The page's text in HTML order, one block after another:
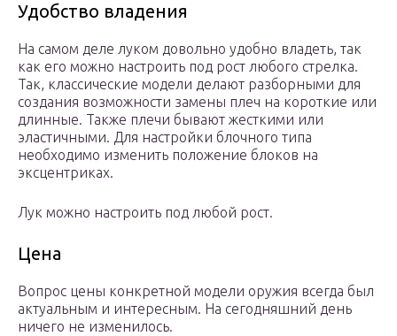
Удобство владения
На самом деле луком довольно удобно владеть, так
как его можно настроить под рост любого стрелка.
Так, классические модели делают разборными для
создания возможности замены плеч на короткие или
длинные. Также плечи бывают жесткими или
эластичными. Для настройки блочного типа
необходимо изменить положение блоков на
эксцентриках.
Лук можно настроить под любой рост.
Цена
Вопрос цены конкретной модели оружия всегда был
актуальным и интересным. На сегодняшний день
ничего не изменилось.